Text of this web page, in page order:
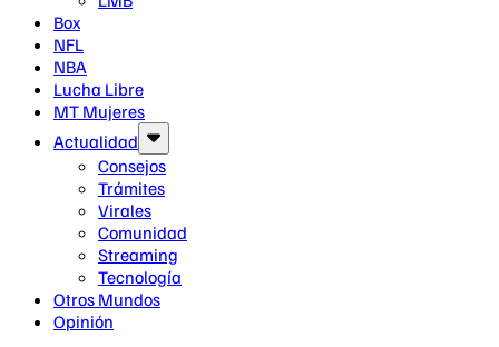
Box
NFL
NBA
Lucha Libre
MT Mujeres
Actualidad
Consejos
Trámites
Virales
Comunidad
Streaming
Tecnología
Otros Mundos
Opinión